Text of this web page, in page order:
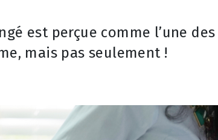
est perçue comme l’une
mais pas seulement !